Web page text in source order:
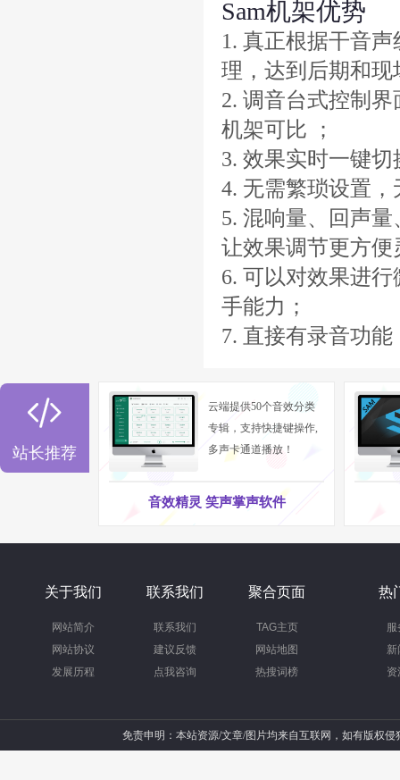
Sam机架优势
1. 真正根据干音
理，达到后期和
2. 调音台式控制
机架可比 ；
3. 效果实时一键
4. 无需繁琐设置
5. 混响量、回声
让效果调节更方便
6. 可以对效果进
手能力；
7. 直接有录音功

站长推荐
云端提供50个音效分类
专辑，支持快捷键操作,
多声卡通道播放！
音效精灵 笑声掌声软件
关于我们
网站简介
网站协议
发展历程
联系我们
联系我们
建议反馈
点我咨询
聚合页面
TAG主页
网站地图
热搜词榜
热
服
新
资
免责申明：本站资源/文章/图片均来自互联网，如有版权